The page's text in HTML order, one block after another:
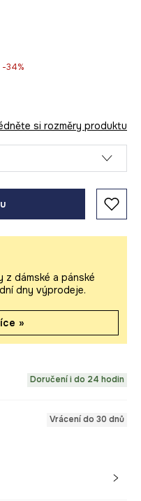
-34%
si rozměry produktu
z dámské a pánské
dny výprodeje.
»
Doručení i do 24 hodin
Vrácení do 30 dnů